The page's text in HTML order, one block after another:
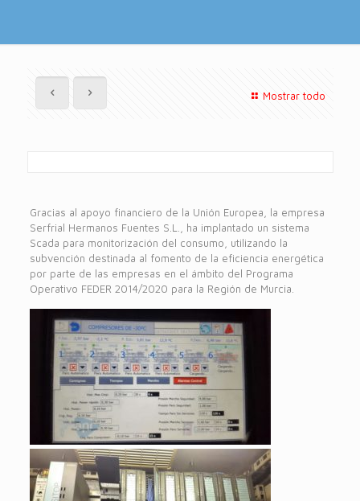
Mostrar todo
Gracias al apoyo financiero de la Unión Europea, la empresa
Serfrial Hermanos Fuentes S.L., ha implantado un sistema
Scada para monitorización del consumo, utilizando la
subvención destinada al fomento de la eficiencia energética
por parte de las empresas en el ámbito del Programa
Operativo FEDER 2014/2020 para la Región de Murcia.